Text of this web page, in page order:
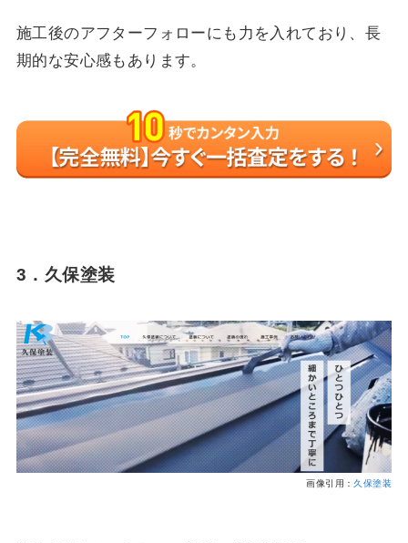
施工後のアフターフォローにも力を入れており、長
期的な安心感もあります。
3．久保塗装
画像引用：久保塗装